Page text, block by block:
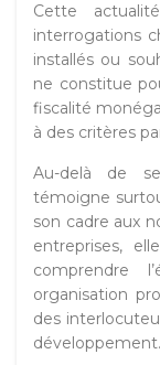
Cette
interrogations
installés ou
ne constitue
fiscalité
à des critères
Au-delà de
témoigne
son cadre aux
entreprises,
comprendre
organisation
des
développement.